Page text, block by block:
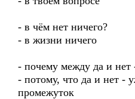
- в чём нет ничего?
- в жизни ничего
- почему между да и нет
- потому, что да и нет -
промежуток